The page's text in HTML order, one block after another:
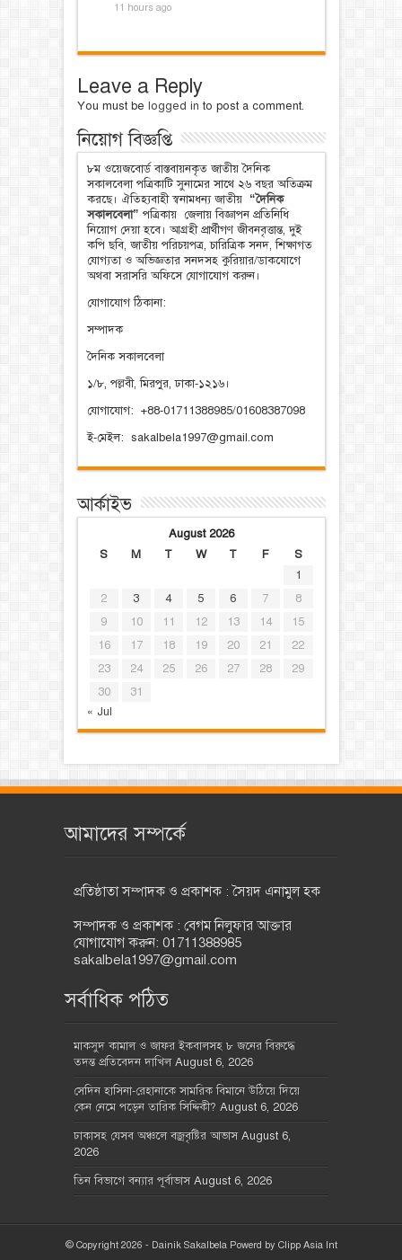
11 hours ago
Leave a Reply
You must be logged in to post a comment.
নিয়োগ বিজ্ঞপ্তি
৮ম ওয়েজবোর্ড বাস্তবায়নকৃত জাতীয় দৈনিক
সকালবেলা পত্রিকাটি সুনামের সাথে ২৬ বছর অতিক্রম
করছে। ঐতিহ্যবাহী স্বনামধন্য জাতীয় “দৈনিক
সকালবেলা” পত্রিকায় জেলায় বিজ্ঞাপন প্রতিনিধি
নিয়োগ দেয়া হবে। আগ্রহী প্রার্থীগণ জীবনবৃত্তান্ত, দুই
কপি ছবি, জাতীয় পরিচয়পত্র, চারিত্রিক সনদ, শিক্ষাগত
যোগ্যতা ও অভিজ্ঞতার সনদসহ কুরিয়ার/ডাকযোগে
অথবা সরাসরি অফিসে যোগাযোগ করুন।
যোগাযোগ ঠিকানা:
সম্পাদক
দৈনিক সকালবেলা
১/৮, পল্লবী, মিরপুর, ঢাকা-১২১৬।
যোগাযোগ: +88-01711388985/01608387098
ই-মেইল: sakalbela1997@gmail.com
আর্কাইভ
August 2026
S
M T W T F
S
1
2
3 4 5 6 7
8
9
10 11 12 13 14
15
16
17 18 19 20 21
22
23
24 25 26 27 28
29
30
31
« Jul
আমাদের সম্পর্কে
প্রতিষ্ঠাতা সম্পাদক ও প্রকাশক : সৈয়দ এনামুল হক
সম্পাদক ও প্রকাশক : বেগম নিলুফার আক্তার
যোগাযোগ করুন: 01711388985
sakalbela1997@gmail.com
সর্বাধিক পঠিত
মাকসুদ কামাল ও জাফর ইকবালসহ ৮ জনের বিরুদ্ধে
তদন্ত প্রতিবেদন দাখিল August 6, 2026
সেদিন হাসিনা-রেহানাকে সামরিক বিমানে উঠিয়ে দিয়ে
কেন নেমে পড়েন তারিক সিদ্দিকী? August 6, 2026
ঢাকাসহ যেসব অঞ্চলে বজ্রবৃষ্টির আভাস August 6,
2026
তিন বিভাগে বন্যার পূর্বাভাস August 6, 2026
© Copyright 2026 - Dainik Sakalbela Powerd by Clipp Asia Int